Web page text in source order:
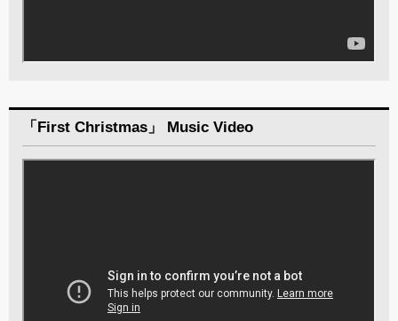
「First Christmas」 Music Video